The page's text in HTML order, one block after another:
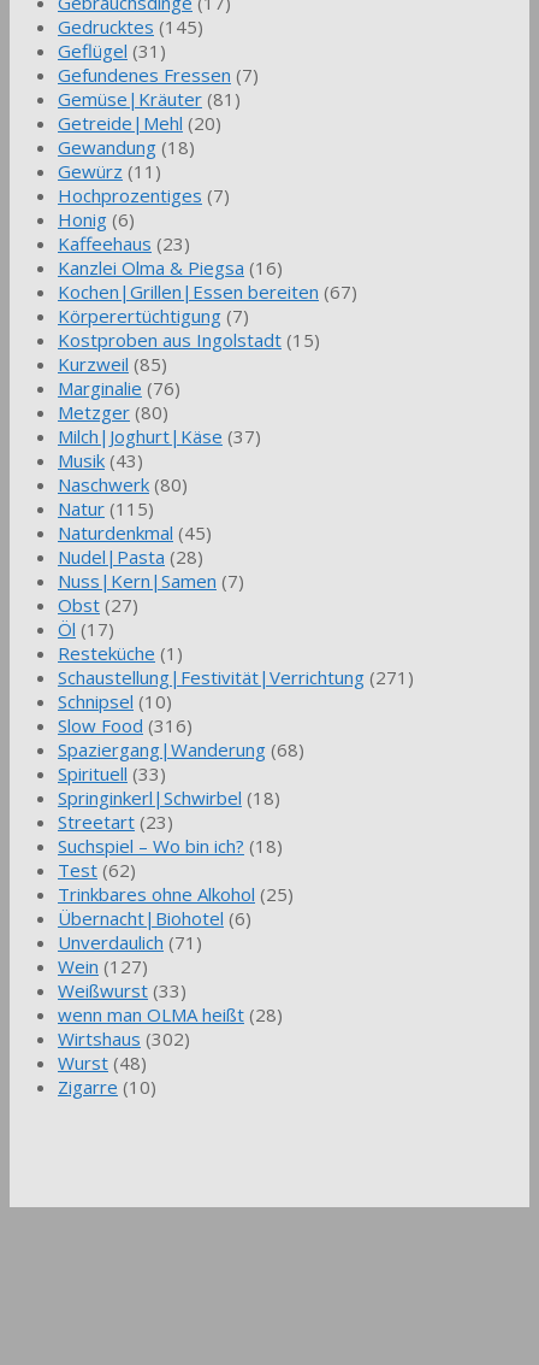
Gedrucktes (145)
Geflügel (31)
Gefundenes Fressen (7)
Gemüse|Kräuter (81)
Getreide|Mehl (20)
Gewandung (18)
Gewürz (11)
Hochprozentiges (7)
Honig (6)
Kaffeehaus (23)
Kanzlei Olma & Piegsa (16)
Kochen|Grillen|Essen bereiten (67)
Körperertüchtigung (7)
Kostproben aus Ingolstadt (15)
Kurzweil (85)
Marginalie (76)
Metzger (80)
Milch|Joghurt|Käse (37)
Musik (43)
Naschwerk (80)
Natur (115)
Naturdenkmal (45)
Nudel|Pasta (28)
Nuss|Kern|Samen (7)
Obst (27)
Öl (17)
Resteküche (1)
Schaustellung|Festivität|Verrichtung (271)
Schnipsel (10)
Slow Food (316)
Spaziergang|Wanderung (68)
Spirituell (33)
Springinkerl|Schwirbel (18)
Streetart (23)
Suchspiel – Wo bin ich? (18)
Test (62)
Trinkbares ohne Alkohol (25)
Übernacht|Biohotel (6)
Unverdaulich (71)
Wein (127)
Weißwurst (33)
wenn man OLMA heißt (28)
Wirtshaus (302)
Wurst (48)
Zigarre (10)